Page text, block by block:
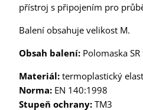
přístroj s připojením pro
Balení obsahuje velikost M.
Obsah balení: Polomaska
Materiál: termoplastický
Norma: EN 140:1998
Stupeň ochrany: TM3